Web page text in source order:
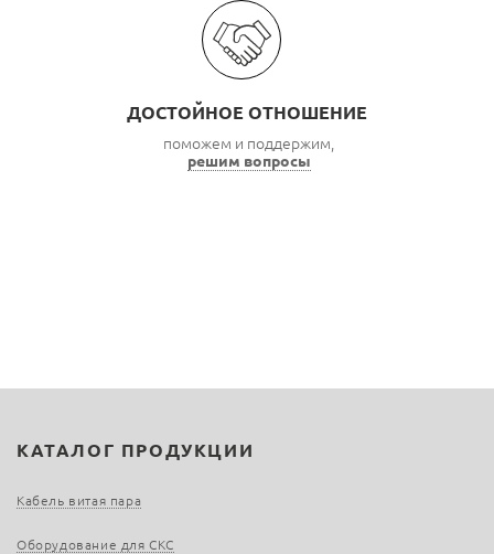
ДОСТОЙНОЕ ОТНОШЕНИЕ
поможем и поддержим,
решим вопросы
КАТАЛОГ ПРОДУКЦИИ
Кабель витая пара
Оборудование для СКС